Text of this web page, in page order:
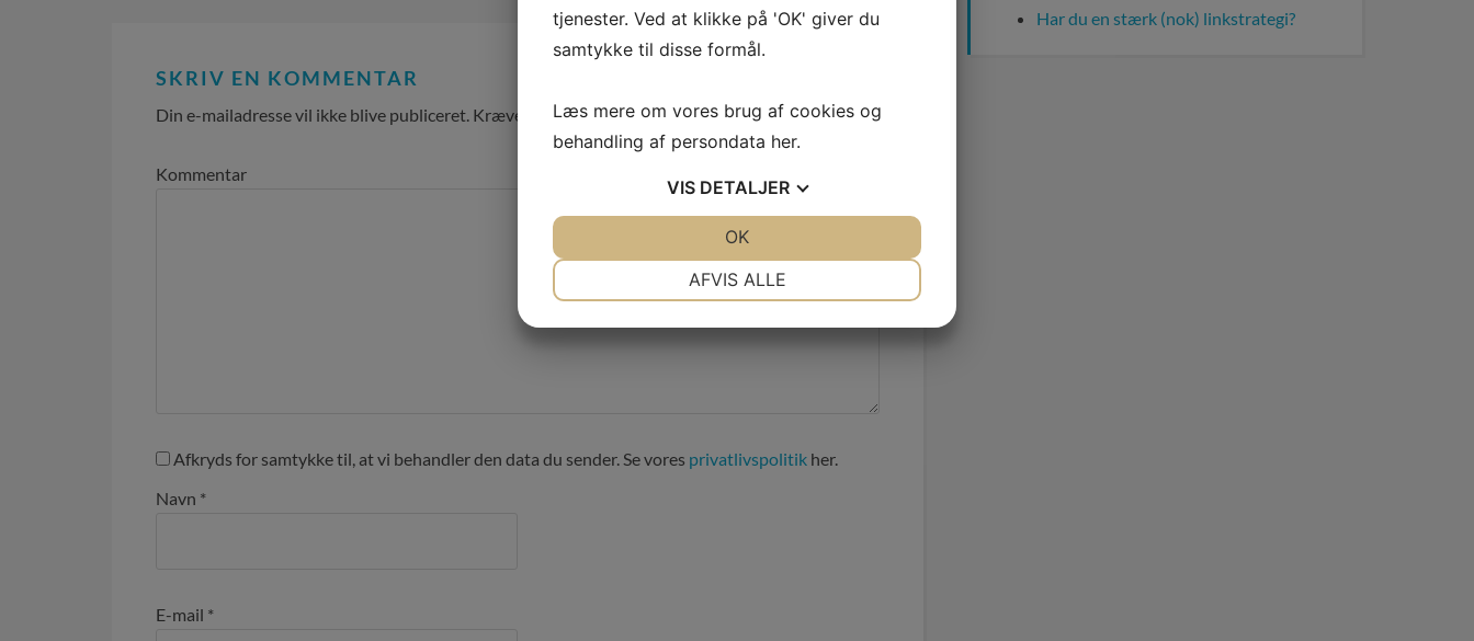
SKRIV EN KOMMENTAR
Din e-mailadresse vil ikke blive publiceret. Krævede felter er markeret med*
Kommentar
Afkryds for samtykke til, at vi behandler den data du sender. Se vores privatlivspolitik her.
Navn *
E-mail *
Har du en stærk (nok) linkstrategi?
tjenester. Ved at klikke på 'OK' giver du
samtykke til disse formål.
Læs mere om vores brug af cookies og
behandling af persondata her.
VIS DETALJER
AFVIS ALLE
OK